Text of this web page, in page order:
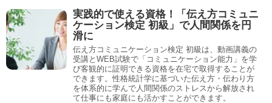
実践的で使える資格！「伝え方コミュニ
ケーション検定 初級」で人間関係を円
滑に
伝え方コミュニケーション検定 初級は、動画講義の
受講とWEB試験で「コミュニケーション能力」を学
び客観的に証明できる資格を在宅で取得することが
できます。性格統計学に基づいた伝え方・伝わり方
を体系的に学んで人間関係のストレスから解放され
て仕事にも家庭にも活かすことができます。